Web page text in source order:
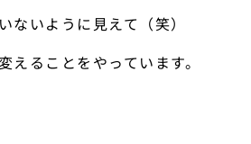
ないように見えて（笑）
えることをやっています。